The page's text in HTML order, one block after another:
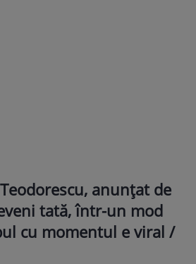
anunțat de
tată, într-un mod
cu momentul e viral /